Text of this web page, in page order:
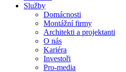
Služby
Domácnosti
Montážní firmy
Architekti a projektanti
O nás
Kariéra
Investoři
Pro-media